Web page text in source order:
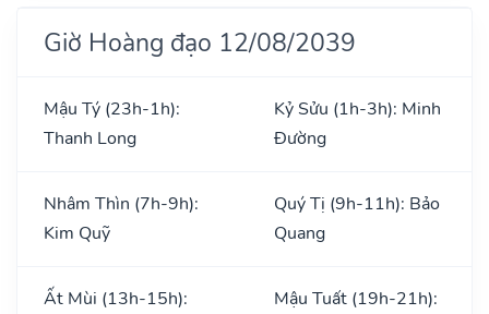
Giờ Hoàng đạo 12/08/2039
Mậu Tý (23h-1h):
Thanh Long
Kỷ Sửu (1h-3h): Minh
Đường
Nhâm Thìn (7h-9h):
Kim Quỹ
Quý Tị (9h-11h): Bảo
Quang
Ất Mùi (13h-15h):
Mậu Tuất (19h-21h):